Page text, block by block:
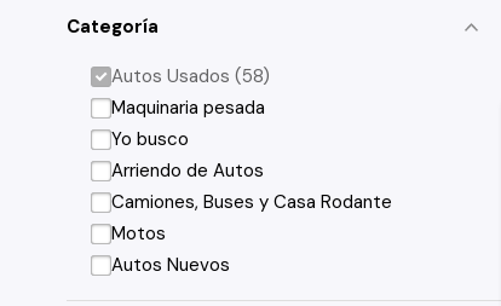
Categoría
Autos Usados (58)
Maquinaria pesada
Yo busco
Arriendo de Autos
Camiones, Buses y Casa Rodante
Motos
Autos Nuevos